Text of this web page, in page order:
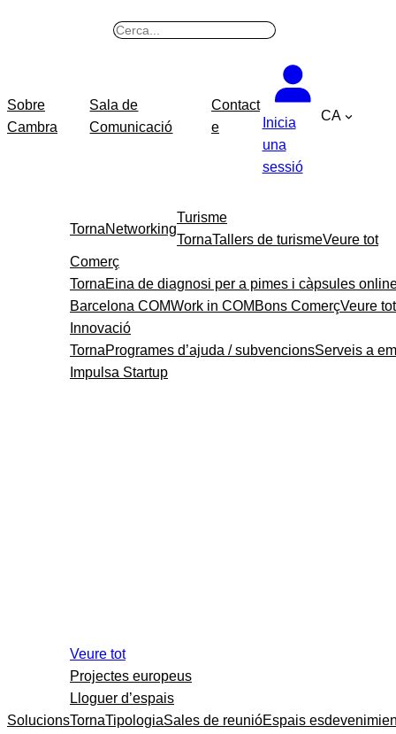
B
Sobre
Cambra
Sala de
Comunicació
Contact
e
Inicia
una
sessió
CA
Solucions
TornaNetworking
Turisme
TornaTallers de turismeVeure tot
Comerç
TornaEina de diagnosi per a pimes i càpsules
Barcelona COMWork in COM Bons ComerçVeure tot
Innovació
TornaProgrames d’ajuda / subvencionsServeis a
Impulsa Startup
Veure tot
Projectes europeus
Lloguer d’espais
TornaTipologiaSales de reunióEspais